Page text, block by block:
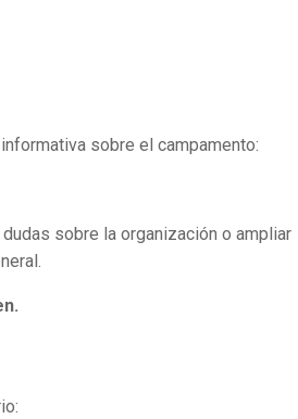
sobre el campamento:
sobre la organización o ampliar